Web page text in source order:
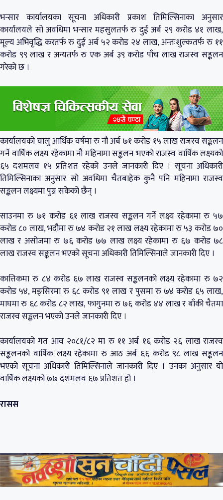
भन्सार कार्यालयका सूचना अधिकारी प्रकाश तिमिल्सिनाका अनुसार
कार्यालयले सो अवधिमा भन्सार महसुलतर्फ रु दुई अर्ब २९ करोड ४१ लाख,
मूल्य अभिवृद्धि करतर्फ रु दुई अर्ब ५२ करोड २४ लाख, अन्तःशुल्कतर्फ रु ११
करोड ९९ लाख र अन्यतर्फ रु एक अर्ब ३९ करोड पाँच लाख राजस्व सङ्कलन
गरेको छ ।
कार्यालयको चालु आर्थिक वर्षमा रु नौ अर्ब ७१ करोड १५ लाख राजस्व सङ्कलन
गर्ने वार्षिक लक्ष्य रहेकामा नौ महिनामा सङ्कलन भएको राजस्व वार्षिक लक्ष्यको
६५ दशमलव १५ प्रतिशत रहेको उनले जानकारी दिए । सूचना अधिकारी
तिमिल्सिनाका अनुसार सो अवधिमा चैतबाहेक कुनै पनि महिनामा राजस्व
सङ्कलन लक्ष्यमा पुग्न सकेको छैन् ।
साउनमा रु ७१ करोड ६१ लाख राजस्व सङ्कलन गर्ने लक्ष्य रहेकामा रु ५७
करोड ८० लाख, भदौमा रु ७४ करोड २१ लाख लक्ष्य रहेकामा रु ५३ करोड ७०
लाख र असोजमा रु ७६ करोड ७७ लाख लक्ष्य रहेकामा रु ६७ करोड ७८
लाख राजस्व सङ्कलन भएको सूचना अधिकारी तिमिल्सिनाले जानकारी दिए ।
कात्तिकमा रु ८४ करोड ६७ लाख राजस्व सङ्कलनको लक्ष्य रहेकामा रु ७२
करोड ५४, मङ्सिरमा रु ६८ करोड ९१ लाख र पुसमा रु ७४ करोड ६५ लाख,
माघमा रु ६८ करोड ८२ लाख, फागुनमा रु ७६ करोड ४४ लाख र बाँकी चैतमा
राजस्व सङ्कलन भएको उनले जानकारी दिए ।
कार्यालयको गत आव २०८१/८२ मा रु ११ अर्ब १६ करोड २६ लाख राजस्व
सङ्कलनको वार्षिक लक्ष्य रहेकामा रु आठ अर्ब ६६ करोड ९८ लाख सङ्कलन
भएको सूचना अधिकारी तिमिल्सिनाले जानकारी दिए । उनका अनुसार यो
वार्षिक लक्ष्यको ७७ दशमलव ६७ प्रतिशत हो ।
रासस